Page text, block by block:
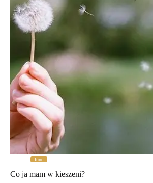
Inne
Co ja mam w kieszeni?